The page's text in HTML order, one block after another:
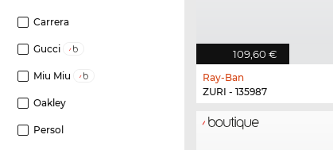
Carrera
Gucci
Miu Miu
Oakley
Persol
109,60 €
Ray-Ban
ZURI - 135987